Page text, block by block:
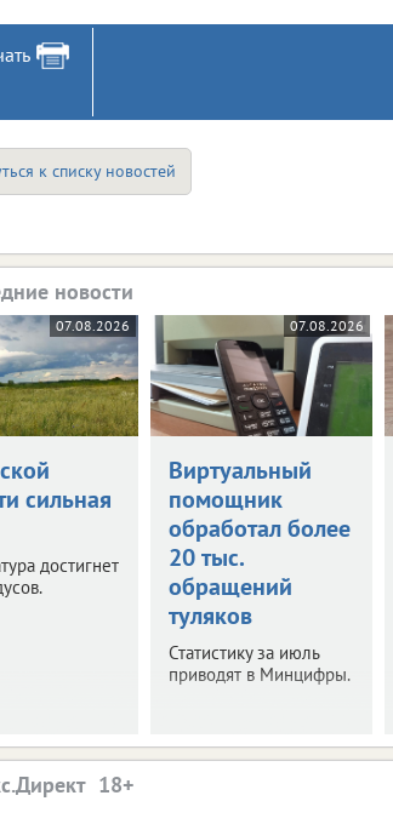
к списку новостей
новости
07.08.2026
сильная
достигнет
07.08.2026
Виртуальный
помощник
обработал более
20 тыс.
обращений
туляков
Статистику за июль
приводят в Минцифры.